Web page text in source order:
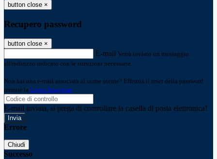
button close ×
Recupero password
button close ×
E-mail Verrà inviato un messaggio
all'indirizzo indicato con le istruzioni necessarie.
Non hai una e-mail associata al nome utente? Effettua il reset della password
tramite la Login Spaggiari
E-mail inviata, si prega di controllare la casella di posta elettronica!
Errore
Chiudi
Successo